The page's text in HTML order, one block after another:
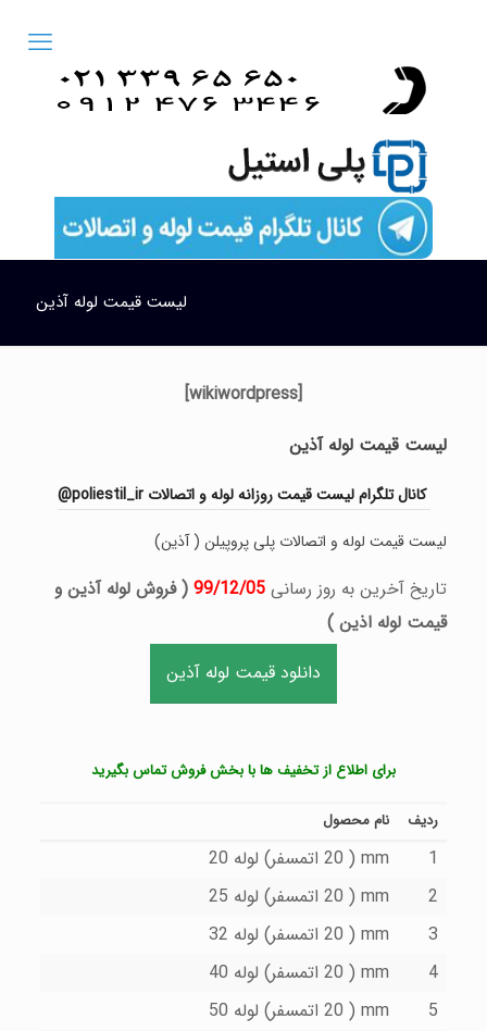
لیست قیمت لوله آذین
[wikiwordpress]
لیست قیمت لوله آذین
کانال تلگرام لیست قیمت روزانه لوله و اتصالات poliestil_ir@
لیست قیمت لوله و اتصالات پلی پروپیلن ( آذین)
تاریخ آخرین به روز رسانی 99/12/05( فروش لوله آذین و
قیمت لوله اذین )
دانلود قیمت لوله آذین
برای اطلاع از تخفیف ها با بخش فروش تماس بگیرید
ردیف نام محصول
1
mm ( 20 اتمسفر) لوله 20
2
mm ( 20 اتمسفر) لوله 25
3
mm ( 20 اتمسفر) لوله 32
4
mm ( 20 اتمسفر) لوله 40
5
mm ( 20 اتمسفر) لوله 50